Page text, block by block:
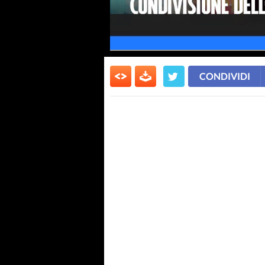
CONDIVIDI